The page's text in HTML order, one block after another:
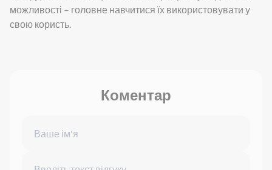
можливості – головне навчитися їх використовувати у
свою користь.
Коментар